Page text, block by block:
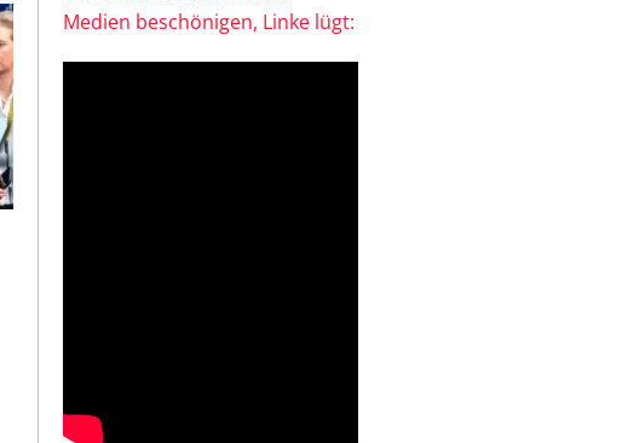
Medien beschönigen, Linke lügt: